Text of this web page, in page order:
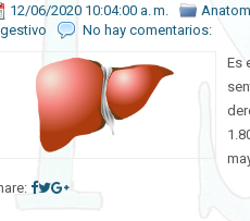
12/06/2020 10:04:00 a. m.
No hay comentarios:
Es